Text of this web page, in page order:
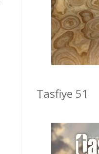
Tasfiye 51